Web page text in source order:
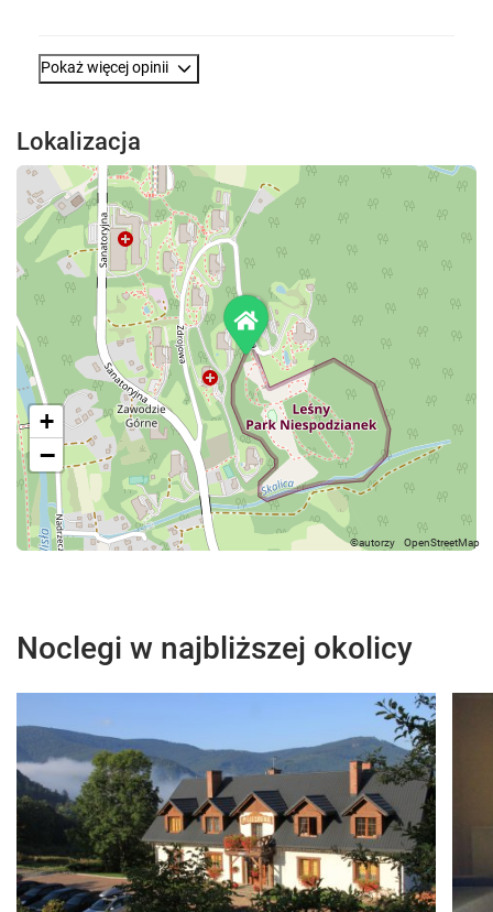
Pokaż więcej opinii
Lokalizacja
+
−
Noclegi w najbliższej okolicy